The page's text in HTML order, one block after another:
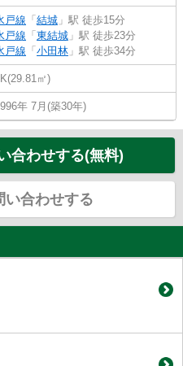
戸線 「 結城 」駅 徒歩15分
戸線 「 東結城 」駅 徒歩23分
戸線 「 小田林 」駅 徒歩34分
㎡)
年 7月(築30年)
合わせする(無料)
い合わせする